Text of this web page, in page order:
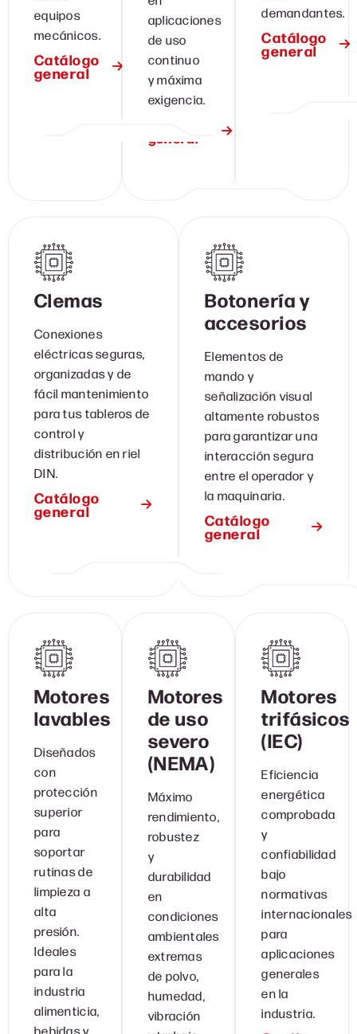
equipos
mecánicos.
Catálogo
general
aplicaciones
de uso
continuo
y máxima
exigencia.
general
demandantes.
Catálogo
general
Clemas
Conexiones
eléctricas seguras,
organizadas y de
fácil mantenimiento
para tus tableros de
control y
distribución en riel
DIN.
Catálogo
general
Botonería y
accesorios
Elementos de
mando y
señalización visual
altamente robustos
para garantizar una
interacción segura
entre el operador y
la maquinaria.
Catálogo
general
Motores
lavables
Diseñados
con
protección
superior
para
soportar
rutinas de
limpieza a
alta
presión.
Ideales
para la
industria
alimenticia,
bebidas y
Motores
de uso
severo
(NEMA)
Máximo
rendimiento,
robustez
y
durabilidad
en
condiciones
ambientales
extremas
de polvo,
humedad,
vibración
Motores
trifásicos
(IEC)
Eficiencia
energética
comprobada
y
confiabilidad
bajo
normativas
internacionales
para
aplicaciones
generales
en la
industria.